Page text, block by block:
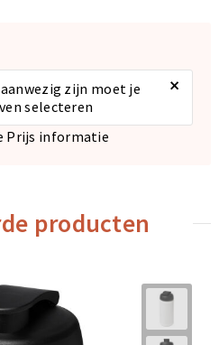
zijn moet je
selecteren
×
Prijs informatie
producten